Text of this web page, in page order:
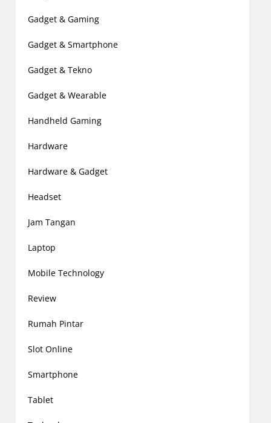
Gadget & Gaming
Gadget & Smartphone
Gadget & Tekno
Gadget & Wearable
Handheld Gaming
Hardware
Hardware & Gadget
Headset
Jam Tangan
Laptop
Mobile Technology
Review
Rumah Pintar
Slot Online
Smartphone
Tablet